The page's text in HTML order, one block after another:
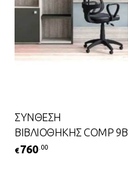
ΣΥΝΘΕΣΗ
ΒΙΒΛΙΟΘΗΚΗΣ COMP 9B
€ 760 .00